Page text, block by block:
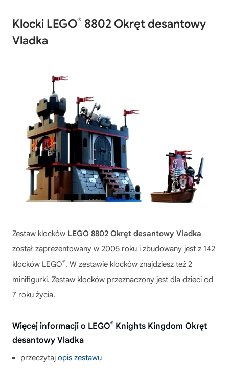
Klocki LEGO® 8802 Okręt desantowy
Vladka
Zestaw klocków LEGO 8802 Okręt desantowy Vladka
został zaprezentowany w 2005 roku i zbudowany jest z 142
klocków LEGO®. W zestawie klocków znajdziesz też 2
minifigurki. Zestaw klocków przeznaczony jest dla dzieci od
7 roku życia.
Więcej informacji o LEGO® Knights Kingdom Okręt
desantowy Vladka
przeczytaj opis zestawu